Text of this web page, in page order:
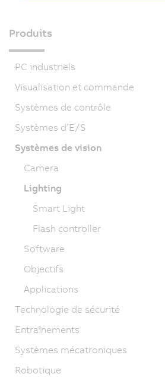
Produits
PC industriels
Visualisation et commande
Systèmes de contrôle
Systèmes d’E/S
Systèmes de vision
Camera
Lighting
Smart Light
Flash controller
Software
Objectifs
Applications
Technologie de sécurité
Entraînements
Systèmes mécatroniques
Robotique